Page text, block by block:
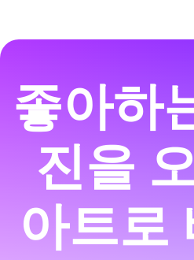
좋아하
진을
아트로